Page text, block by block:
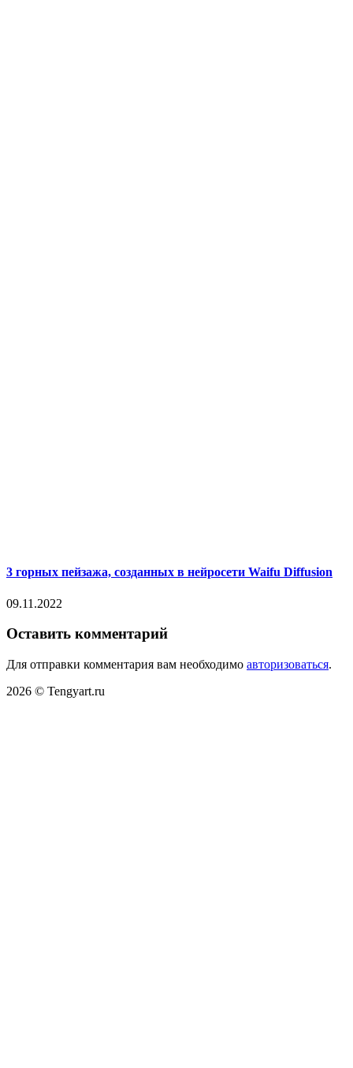
3 горных пейзажа, созданных в нейросети Waifu Diffusion
09.11.2022
Оставить комментарий
Для отправки комментария вам необходимо авторизоваться.
2026 © Tengyart.ru